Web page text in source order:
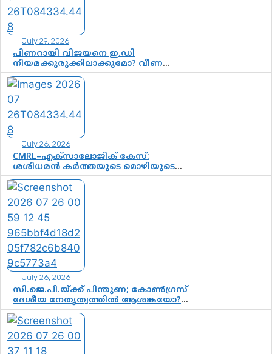
സുരേന്ദ്രൻ; ആലപ്പുഴയിൽ ശോഭാ
സുരേന്ദ്രൻ..
July 29, 2026
പിണറായി വിജയനെ ഇ.ഡി
നിയമക്കുരുക്കിലാക്കുമോ? വീണ
വിജയൻ മാപ്പുസാക്ഷിയാകുമോ?
കർത്തയുടെ മൊഴി നിർണായക
വഴിത്തിരിവാകുമോ?
July 26, 2026
CMRL–എക്‌സാലോജിക് കേസ്:
ശശിധരൻ കർത്തയുടെ മൊഴിയുടെ
അടിസ്ഥാനത്തിൽ പിണറായി
വിജയനെ ചോദ്യം ചെയ്യുന്നതിൽ ഉടൻ
തീരുമാനം; വീണയ്‌ക്കെതിരെ
കൂടുതൽ തെളിവുകൾ പരിശോധിച്ച്
ഇഡി
July 26, 2026
സി.ജെ.പി.യ്ക്ക് പിന്തുണ; കോൺഗ്രസ്
ദേശീയ നേതൃത്വത്തിൽ ആശങ്കയോ?
പാർട്ടിക്കുള്ളിൽ ഭിന്നാഭിപ്രായമെന്ന
വിലയിരുത്തൽ